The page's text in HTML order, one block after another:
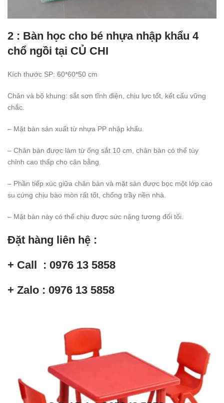
2 : Bàn học cho bé nhựa nhập khẩu 4
chổ ngồi tại CỦ CHI
Kích thước SP: 60*60*50 cm
Chân và bộ khung: sắt sơn tĩnh điện, chịu lực tốt, kết cấu vững
chắc.
– Mặt bàn sản xuất từ nhựa PP nhập khẩu.
– Chân bàn được làm từ ống sắt 10 cm, chân bàn có thể tùy
chỉnh cao thấp cho cân bằng.
– Phần tiếp xúc giữa chân bàn và mặt sàn được bọc một lớp cao
su cứng chịu bào mòn rất tốt, chống trầy nền nhà.
– Mặt bàn này có thể chịu được sức nặng tương đối tối.
Đặt hàng liên hệ :
+ Call : 0976 13 5858
+ Zalo : 0976 13 5858